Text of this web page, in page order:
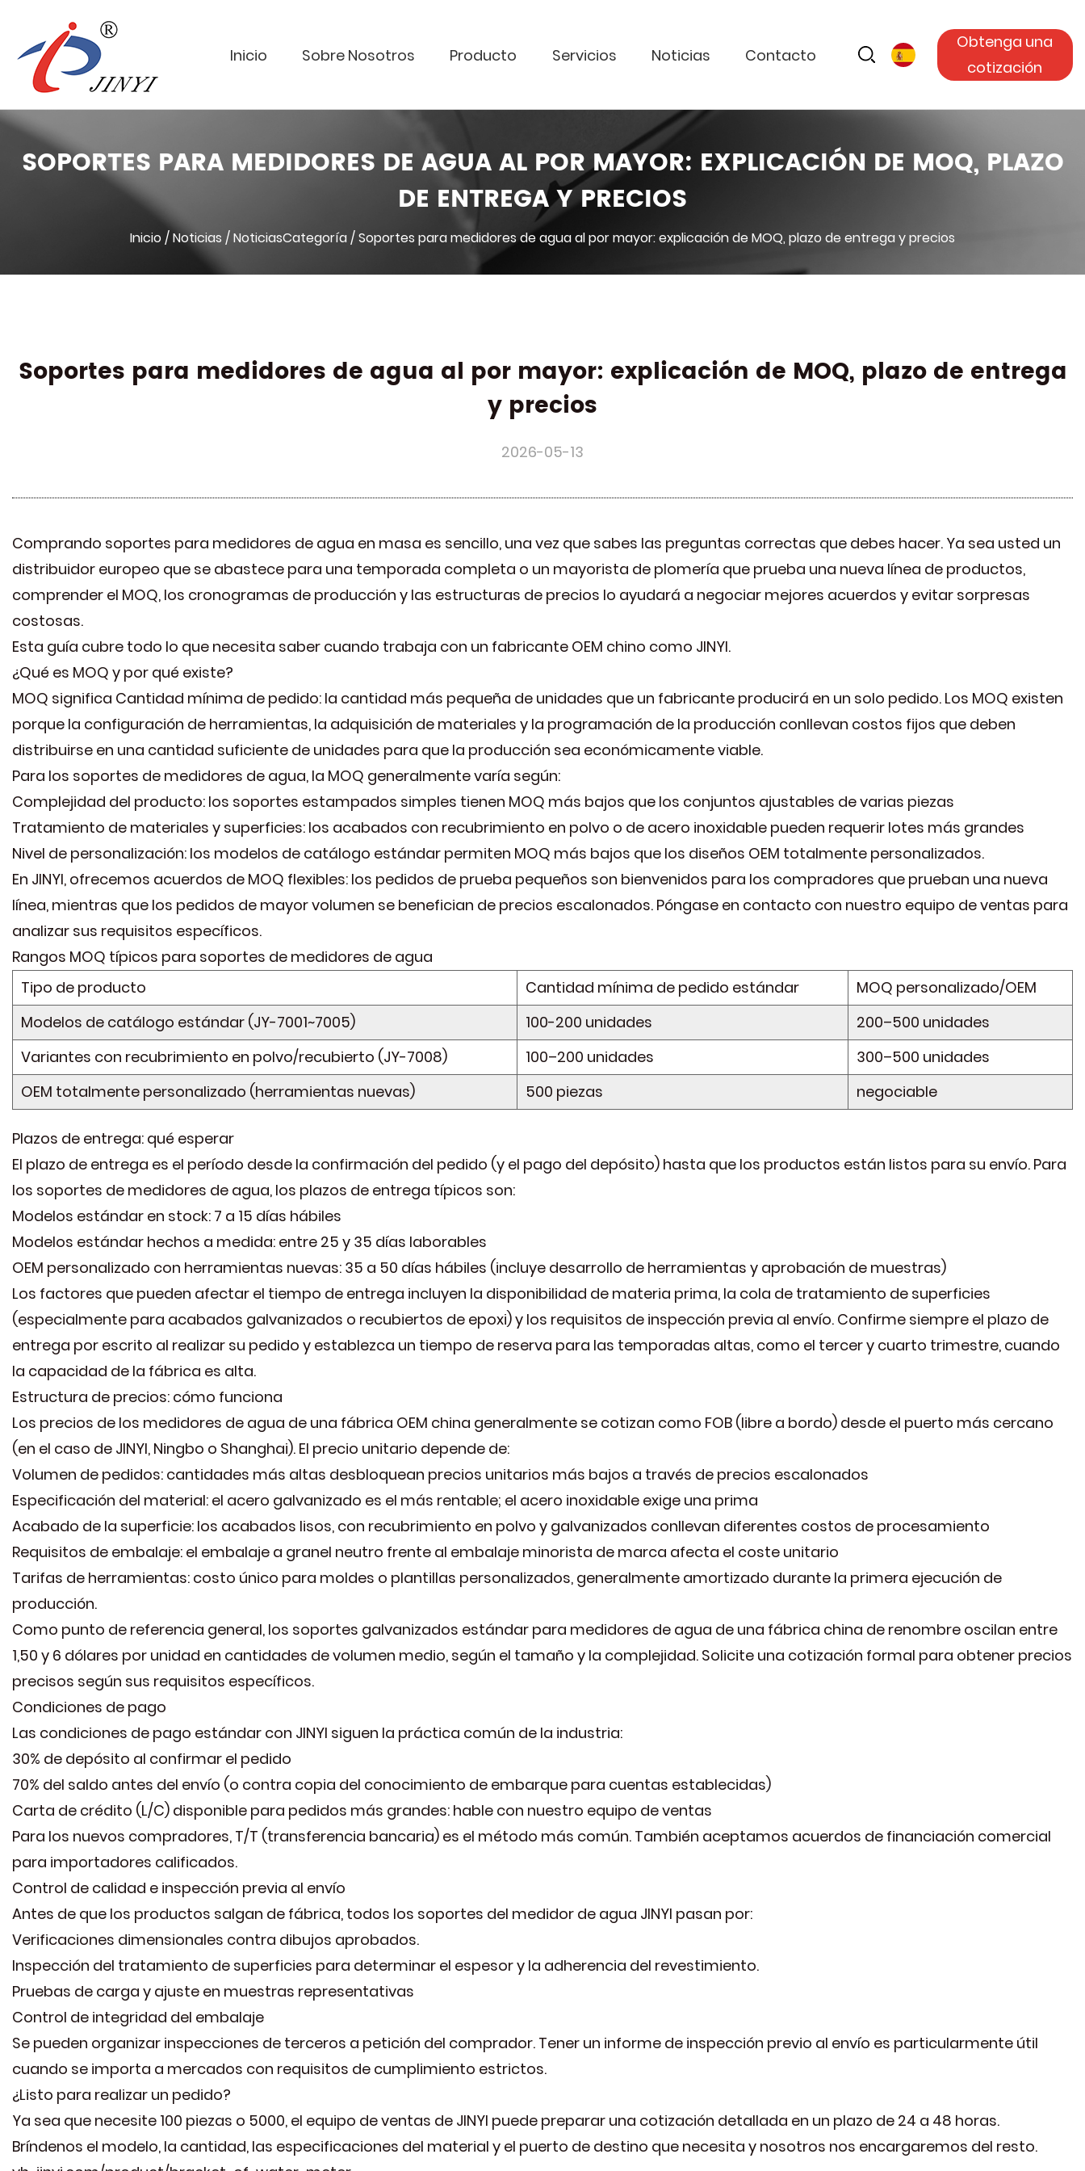
Inicio Sobre Nosotros Producto Servicios Noticias Contacto
Obtenga una
cotización
SOPORTES PARA MEDIDORES DE AGUA AL POR MAYOR: EXPLICACIÓN DE MOQ, PLAZO
DE ENTREGA Y PRECIOS
Inicio/Noticias /NoticiasCategoría/Soportes para medidores de agua al por mayor: explicación de MOQ, plazo de entrega y precios
Soportes para medidores de agua al por mayor: explicación de MOQ, plazo de entrega
y precios
2026-05-13
Comprando soportes para medidores de agua en masa es sencillo, una vez que sabes las preguntas correctas que debes hacer. Ya sea usted un
distribuidor europeo que se abastece para una temporada completa o un mayorista de plomería que prueba una nueva línea de productos,
comprender el MOQ, los cronogramas de producción y las estructuras de precios lo ayudará a negociar mejores acuerdos y evitar sorpresas
costosas.
Esta guía cubre todo lo que necesita saber cuando trabaja con un fabricante OEM chino como JINYI.
¿Qué es MOQ y por qué existe?
MOQ significa Cantidad mínima de pedido: la cantidad más pequeña de unidades que un fabricante producirá en un solo pedido. Los MOQ existen
porque la configuración de herramientas, la adquisición de materiales y la programación de la producción conllevan costos fijos que deben
distribuirse en una cantidad suficiente de unidades para que la producción sea económicamente viable.
Para los soportes de medidores de agua, la MOQ generalmente varía según:
Complejidad del producto: los soportes estampados simples tienen MOQ más bajos que los conjuntos ajustables de varias piezas
Tratamiento de materiales y superficies: los acabados con recubrimiento en polvo o de acero inoxidable pueden requerir lotes más grandes
Nivel de personalización: los modelos de catálogo estándar permiten MOQ más bajos que los diseños OEM totalmente personalizados.
En JINYI, ofrecemos acuerdos de MOQ flexibles: los pedidos de prueba pequeños son bienvenidos para los compradores que prueban una nueva
línea, mientras que los pedidos de mayor volumen se benefician de precios escalonados. Póngase en contacto con nuestro equipo de ventas para
analizar sus requisitos específicos.
Rangos MOQ típicos para soportes de medidores de agua
Tipo de producto
Cantidad mínima de pedido estándar
MOQ personalizado/OEM
Modelos de catálogo estándar (JY-7001~7005)
100-200 unidades
200–500 unidades
Variantes con recubrimiento en polvo/recubierto (JY-7008)
100–200 unidades
300–500 unidades
OEM totalmente personalizado (herramientas nuevas)
500 piezas negociable
Plazos de entrega: qué esperar
El plazo de entrega es el período desde la confirmación del pedido (y el pago del depósito) hasta que los productos están listos para su envío. Para
los soportes de medidores de agua, los plazos de entrega típicos son:
Modelos estándar en stock: 7 a 15 días hábiles
Modelos estándar hechos a medida: entre 25 y 35 días laborables
OEM personalizado con herramientas nuevas: 35 a 50 días hábiles (incluye desarrollo de herramientas y aprobación de muestras)
Los factores que pueden afectar el tiempo de entrega incluyen la disponibilidad de materia prima, la cola de tratamiento de superficies
(especialmente para acabados galvanizados o recubiertos de epoxi) y los requisitos de inspección previa al envío. Confirme siempre el plazo de
entrega por escrito al realizar su pedido y establezca un tiempo de reserva para las temporadas altas, como el tercer y cuarto trimestre, cuando
la capacidad de la fábrica es alta.
Estructura de precios: cómo funciona
Los precios de los medidores de agua de una fábrica OEM china generalmente se cotizan como FOB (libre a bordo) desde el puerto más cercano
(en el caso de JINYI, Ningbo o Shanghai). El precio unitario depende de:
Volumen de pedidos: cantidades más altas desbloquean precios unitarios más bajos a través de precios escalonados
Especificación del material: el acero galvanizado es el más rentable; el acero inoxidable exige una prima
Acabado de la superficie: los acabados lisos, con recubrimiento en polvo y galvanizados conllevan diferentes costos de procesamiento
Requisitos de embalaje: el embalaje a granel neutro frente al embalaje minorista de marca afecta el coste unitario
Tarifas de herramientas: costo único para moldes o plantillas personalizados, generalmente amortizado durante la primera ejecución de
producción.
Como punto de referencia general, los soportes galvanizados estándar para medidores de agua de una fábrica china de renombre oscilan entre
1,50 y 6 dólares por unidad en cantidades de volumen medio, según el tamaño y la complejidad. Solicite una cotización formal para obtener precios
precisos según sus requisitos específicos.
Condiciones de pago
Las condiciones de pago estándar con JINYI siguen la práctica común de la industria:
30% de depósito al confirmar el pedido
70% del saldo antes del envío (o contra copia del conocimiento de embarque para cuentas establecidas)
Carta de crédito (L/C) disponible para pedidos más grandes: hable con nuestro equipo de ventas
Para los nuevos compradores, T/T (transferencia bancaria) es el método más común. También aceptamos acuerdos de financiación comercial
para importadores calificados.
Control de calidad e inspección previa al envío
Antes de que los productos salgan de fábrica, todos los soportes del medidor de agua JINYI pasan por:
Verificaciones dimensionales contra dibujos aprobados.
Inspección del tratamiento de superficies para determinar el espesor y la adherencia del revestimiento.
Pruebas de carga y ajuste en muestras representativas
Control de integridad del embalaje
Se pueden organizar inspecciones de terceros a petición del comprador. Tener un informe de inspección previo al envío es particularmente útil
cuando se importa a mercados con requisitos de cumplimiento estrictos.
¿Listo para realizar un pedido?
Ya sea que necesite 100 piezas o 5000, el equipo de ventas de JINYI puede preparar una cotización detallada en un plazo de 24 a 48 horas.
Bríndenos el modelo, la cantidad, las especificaciones del material y el puerto de destino que necesita y nosotros nos encargaremos del resto.